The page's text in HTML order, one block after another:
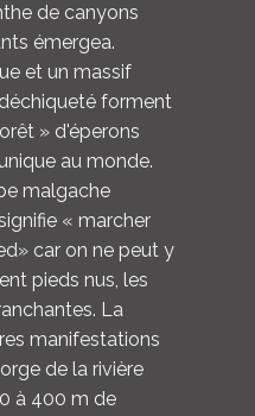
de canyons
émergea.
et un massif
forment
» d'éperons
au monde.
malgache
« marcher
car on ne peut y
pieds nus, les
La
manifestations
de la rivière
à 400 m de